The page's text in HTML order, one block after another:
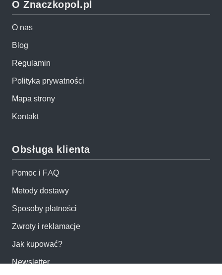
O Znaczkopol.pl
O nas
Blog
Regulamin
Polityka prywatności
Mapa strony
Kontakt
Obsługa klienta
Pomoc i FAQ
Metody dostawy
Sposoby płatności
Zwroty i reklamacje
Jak kupować?
Newsletter